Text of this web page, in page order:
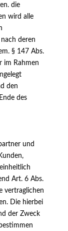
die
wird alle
deren
§ 147 Abs.
im Rahmen
den
des
und
Art. 6 Abs.
vertraglichen
Die hierbei
der Zweck